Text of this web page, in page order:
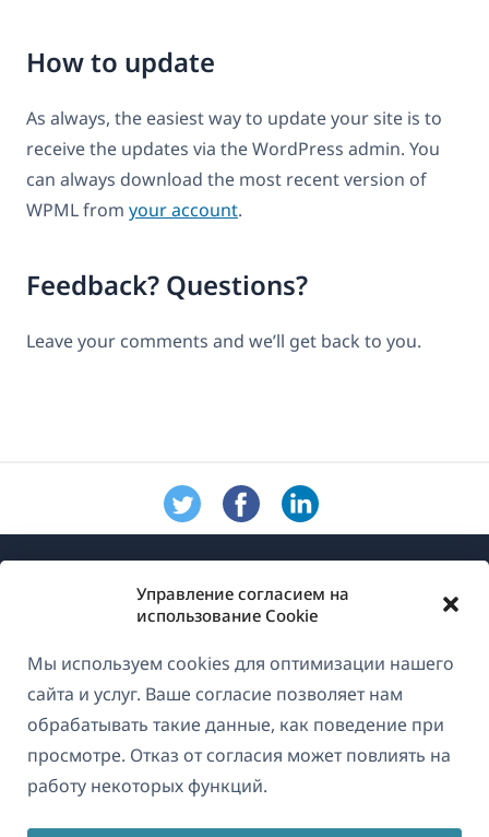
Управление согласием на
использование Cookie
Мы используем cookies для оптимизации нашего
сайта и услуг. Ваше согласие позволяет нам
обрабатывать такие данные, как поведение при
просмотре. Отказ от согласия может повлиять на
работу некоторых функций.
How to update
As always, the easiest way to update your site is to
receive the updates via the WordPress admin. You
can always download the most recent version of
WPML from your account.
Feedback? Questions?
Leave your comments and we’ll get back to you.
О WPML
GDPR и политика конфиденциальности
Присоединяйтесь к нашей команде
(открывается
в
в
в